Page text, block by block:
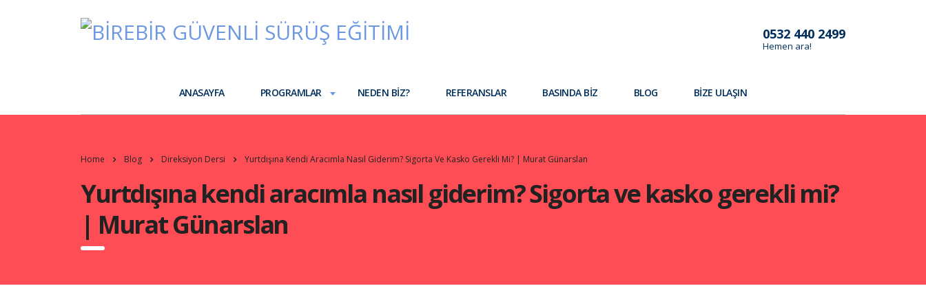
0532 440 2499
Hemen ara!
ANASAYFA PROGRAMLAR NEDEN BIZ? REFERANSLAR BASINDA BIZ BLOG BIZE ULAŞIN
Home Blog Direksiyon Dersi Yurtdışına Kendi Aracımla Nasıl Giderim? Sigorta Ve Kasko Gerekli Mi? | Murat Günarslan
Yurtdışına kendi aracımla nasıl giderim? Sigorta ve kasko gerekli mi?
| Murat Günarslan